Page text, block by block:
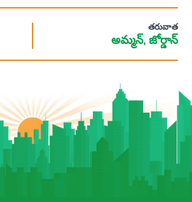
తరువాత
అమ్మన్, జోర్డాన్